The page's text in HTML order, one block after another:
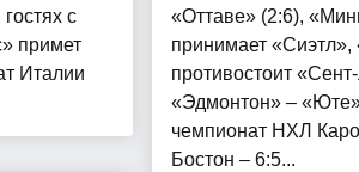
с
примет
Италии
«Оттаве» (2:6),
принимает «Сиэтл»,
противостоит
«Эдмонтон» –
чемпионат НХЛ
Бостон – 6:5...